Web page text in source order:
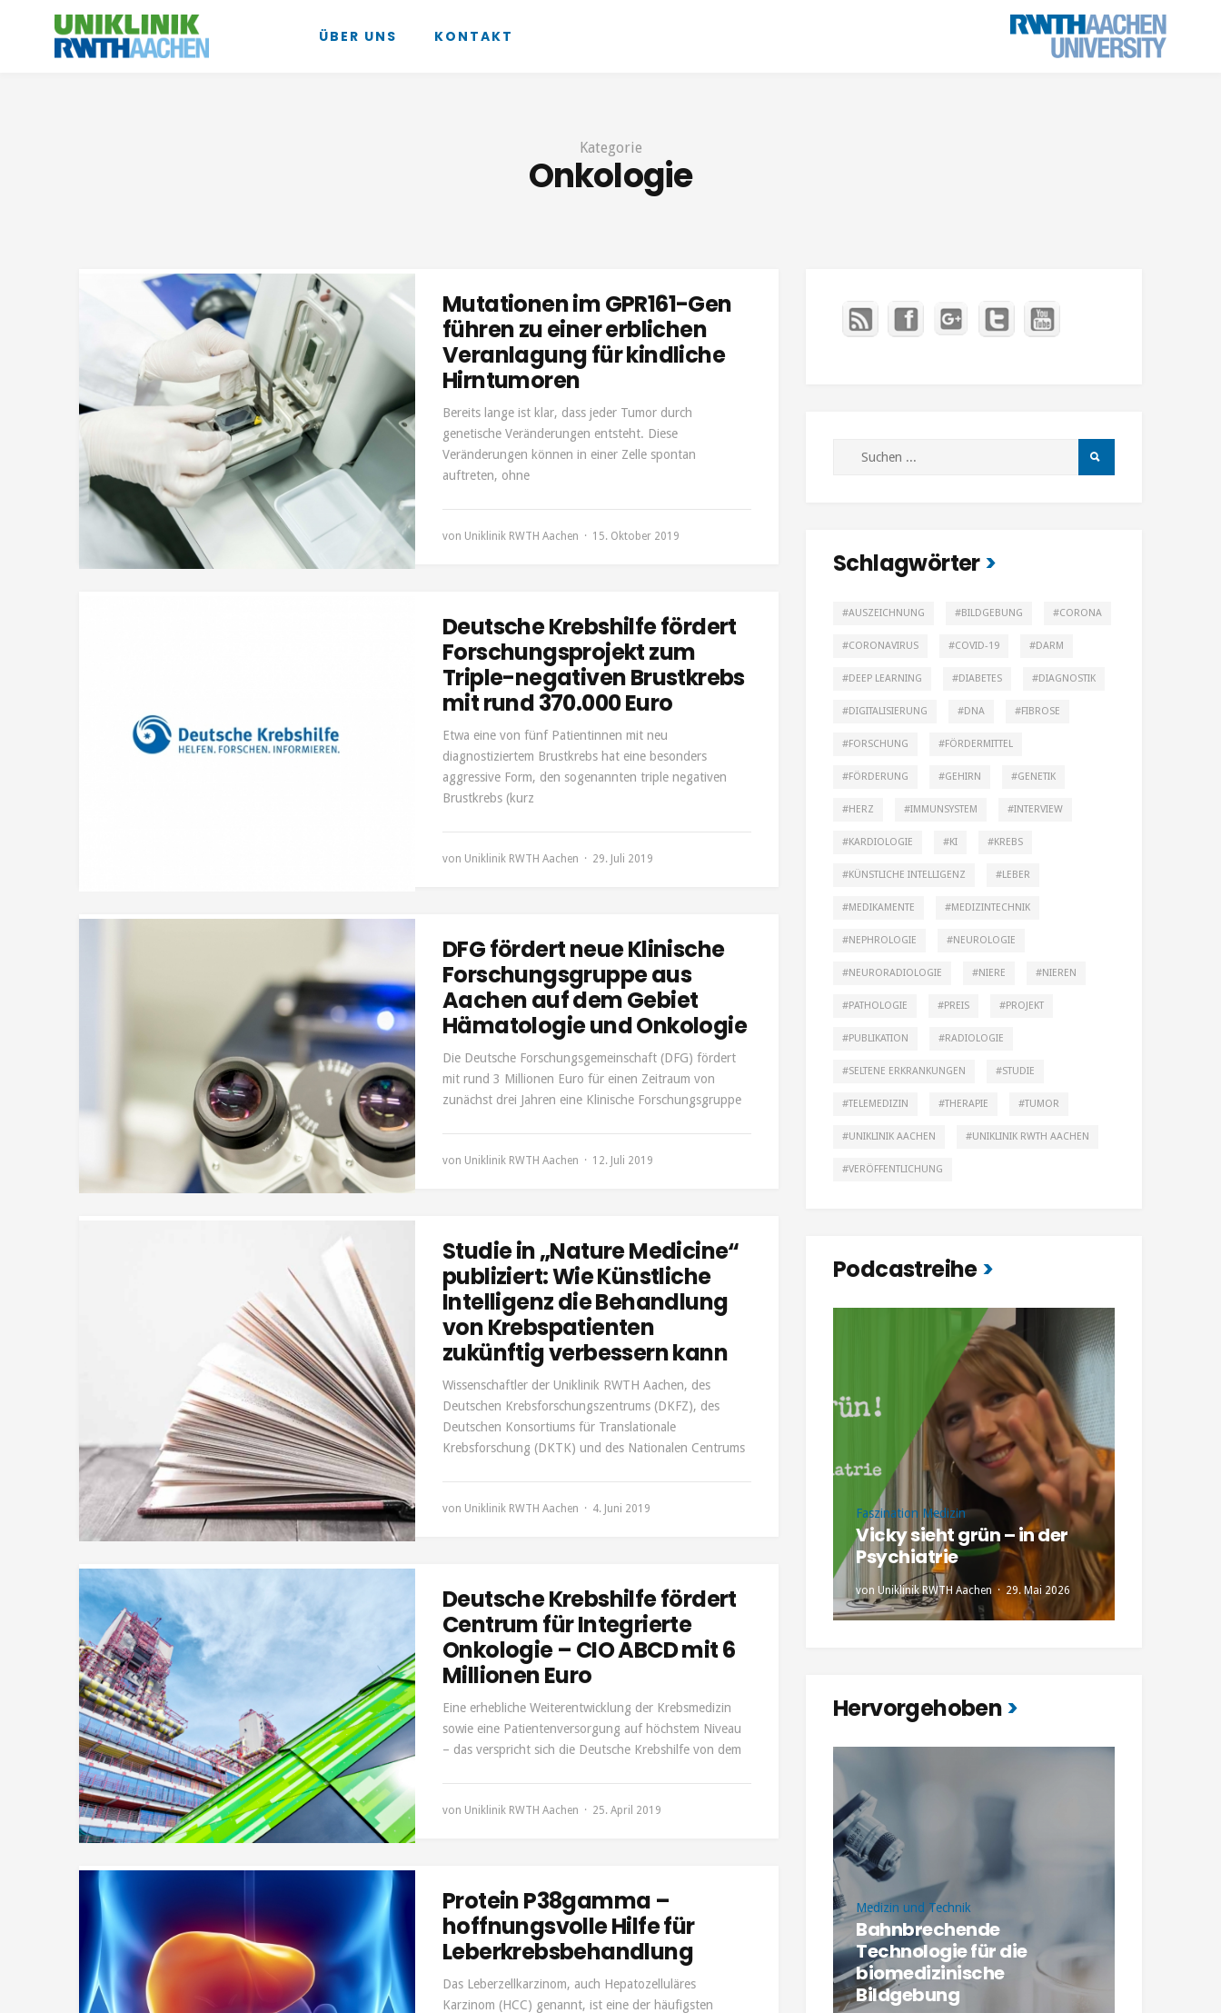
ÜBER UNS KONTAKT
Kategorie
Onkologie
Mutationen im GPR161-Gen
führen zu einer erblichen
Veranlagung für kindliche
Hirntumoren
Bereits lange ist klar, dass jeder Tumor durch
genetische Veränderungen entsteht. Diese
Veränderungen können in einer Zelle spontan
auftreten, ohne
von Uniklinik RWTH Aachen 15. Oktober 2019
Deutsche Krebshilfe fördert
Forschungsprojekt zum
Triple-negativen Brustkrebs
mit rund 370.000 Euro
Etwa eine von fünf Patientinnen mit neu
diagnostiziertem Brustkrebs hat eine besonders
aggressive Form, den sogenannten triple negativen
Brustkrebs (kurz
von Uniklinik RWTH Aachen 29. Juli 2019
DFG fördert neue Klinische
Forschungsgruppe aus
Aachen auf dem Gebiet
Hämatologie und Onkologie
Die Deutsche Forschungsgemeinschaft (DFG) fördert
mit rund 3 Millionen Euro für einen Zeitraum von
zunächst drei Jahren eine Klinische Forschungsgruppe
von Uniklinik RWTH Aachen 12. Juli 2019
Studie in „Nature Medicine“
publiziert: Wie Künstliche
Intelligenz die Behandlung
von Krebspatienten
zukünftig verbessern kann
Wissenschaftler der Uniklinik RWTH Aachen, des
Deutschen Krebsforschungszentrums (DKFZ), des
Deutschen Konsortiums für Translationale
Krebsforschung (DKTK) und des Nationalen Centrums
von Uniklinik RWTH Aachen 4. Juni 2019
Deutsche Krebshilfe fördert
Centrum für Integrierte
Onkologie – CIO ABCD mit 6
Millionen Euro
Eine erhebliche Weiterentwicklung der Krebsmedizin
sowie eine Patientenversorgung auf höchstem Niveau
– das verspricht sich die Deutsche Krebshilfe von dem
von Uniklinik RWTH Aachen 25. April 2019
Protein P38gamma –
hoffnungsvolle Hilfe für
Leberkrebsbehandlung
Das Leberzellkarzinom, auch Hepatozelluläres
Karzinom (HCC) genannt, ist eine der häufigsten
Schlagwörter
AUSZEICHNUNG BILDGEBUNG CORONA
CORONAVIRUS COVID-19 DARM
DEEP LEARNING DIABETES DIAGNOSTIK
DIGITALISIERUNG DNA FIBROSE
FORSCHUNG FÖRDERMITTEL
FÖRDERUNG GEHIRN GENETIK
HERZ IMMUNSYSTEM INTERVIEW
KARDIOLOGIE KI KREBS
KÜNSTLICHE INTELLIGENZ LEBER
MEDIKAMENTE MEDIZINTECHNIK
NEPHROLOGIE NEUROLOGIE
NEURORADIOLOGIE NIERE NIEREN
PATHOLOGIE PREIS PROJEKT
PUBLIKATION RADIOLOGIE
SELTENE ERKRANKUNGEN STUDIE
TELEMEDIZIN THERAPIE TUMOR
UNIKLINIK AACHEN UNIKLINIK RWTH AACHEN
VERÖFFENTLICHUNG
Podcastreihe
Faszination Medizin
Vicky sieht grün – in der
Psychiatrie
von Uniklinik RWTH Aachen 29. Mai 2026
Hervorgehoben
Medizin und Technik
Bahnbrechende
Technologie für die
biomedizinische
Bildgebung